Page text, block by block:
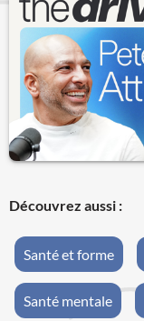
Découvrez aussi :
Santé et forme
Santé mentale